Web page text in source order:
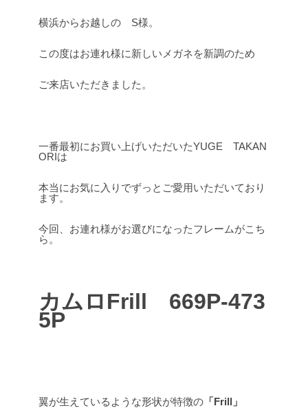
横浜からお越しの S様。
この度はお連れ様に新しいメガネを新調のため
ご来店いただきました。
一番最初にお買い上げいただいたYUGE TAKAN
ORIは
本当にお気に入りでずっとご愛用いただいており
ます。
今回、お連れ様がお選びになったフレームがこち
ら。
カムロFrill 669P-473
5P
翼が生えているような形状が特徴の 「Frill」